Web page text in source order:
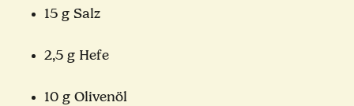
15 g Salz
2,5 g Hefe
10 g Olivenöl